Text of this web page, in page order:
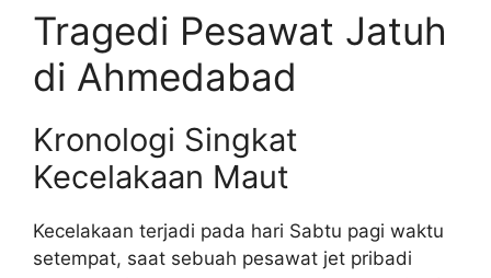
Tragedi Pesawat Jatuh
di Ahmedabad
Kronologi Singkat
Kecelakaan Maut
Kecelakaan terjadi pada hari Sabtu pagi waktu
setempat, saat sebuah pesawat jet pribadi